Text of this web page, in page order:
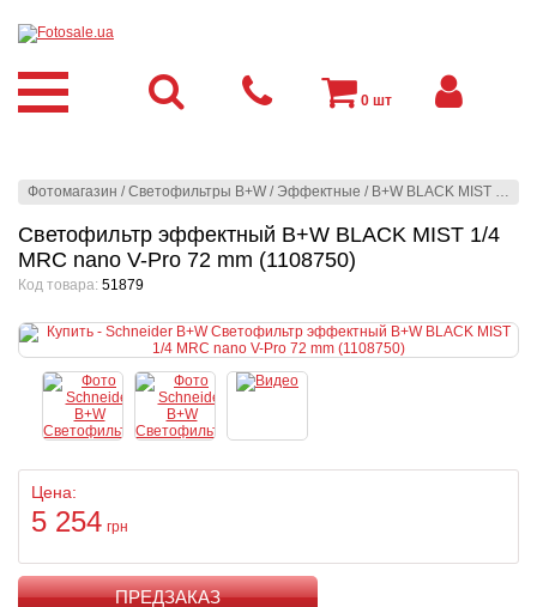
Фотомагазин /Светофильтры B+W / Эффектные / B+W BLACK MIST 1/4 MRC nano V-Pro
Светофильтр эффектный B+W BLACK MIST 1/4
MRC nano V-Pro 72 mm (1108750)
Код товара: 51879
Цена:
5 254 грн
0 шт